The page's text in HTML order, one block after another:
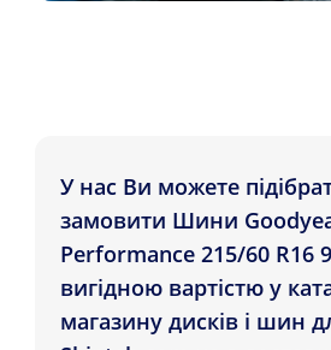
У нас Ви можете
замовити Шини
Performance 215/60 R16
вигідною вартістю у
магазину дисків і шин